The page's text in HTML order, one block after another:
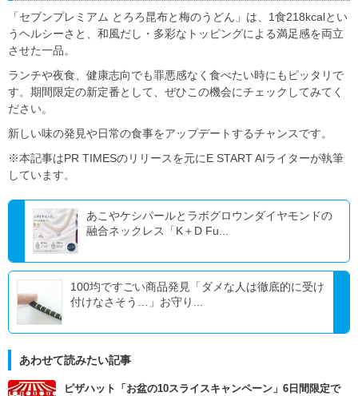
「セブンプレミアム とろろ昆布と梅のうどん」は、1食218kcalとい
うヘルシーさと、和風だし・多彩なトッピングによる満足感を両立
させた一品。
ランチや夜食、健康志向でも罪悪感なく食べたい時にもピッタリで
す。期間限定の新定番として、ぜひこの機会にチェックしてみてく
ださい。
新しい味の発見や日常の食事をアップデートするチャンスです。
※本記事はPR TIMESのリリースを元にE START AIライターが執筆
しています。
あこやケシパールとラボグロウンダイヤモンドの
融合ネックレス「K＋D Fu...
100均ですごい商品発見「ダメな人は徹底的に受け
付けなさそう…」お守り...
あわせて読みたい記事
ピザハット「お盆の10スライスキャンペーン」6日間限定で